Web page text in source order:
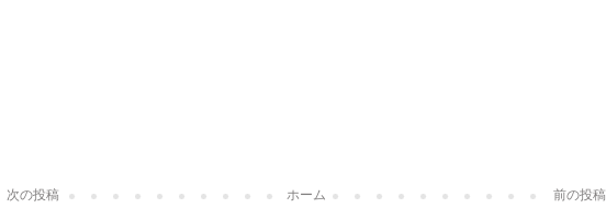
次の投稿 前の投稿
ホーム